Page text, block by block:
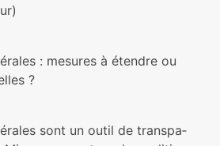
: mesu­res à étendre ou
?
sont un outil de trans­pa­